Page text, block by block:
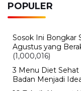
POPULER
Sosok Ini Bongkar
Agustus yang
(1,000,016)
3 Menu Diet
Badan Menjadi